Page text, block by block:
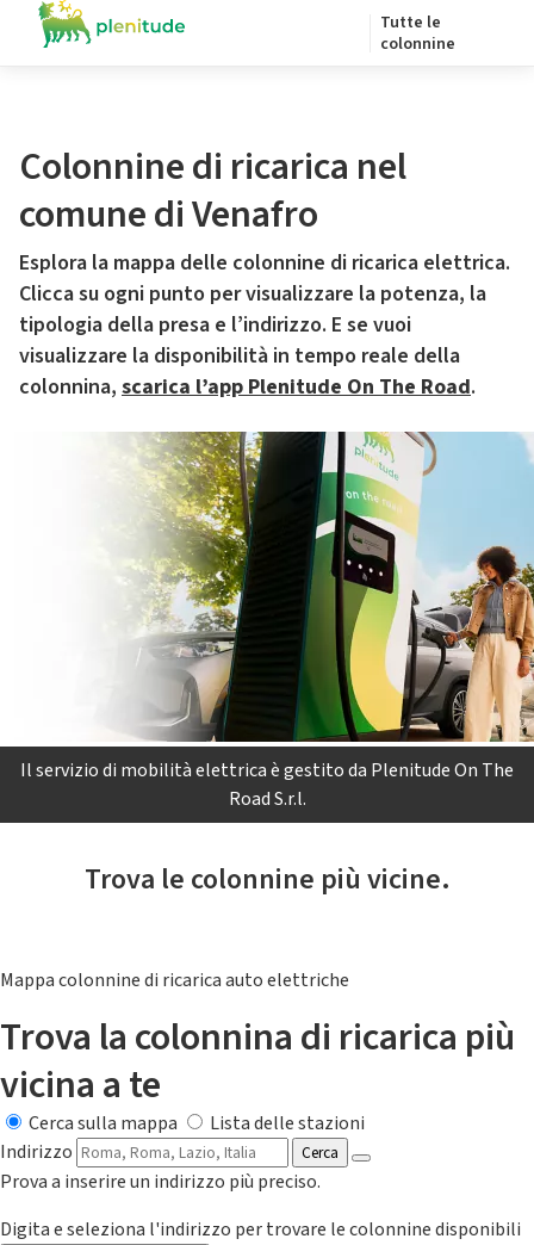
Tutte le
colonnine
Colonnine di ricarica nel
comune di Venafro
Esplora la mappa delle colonnine di ricarica elettrica.
Clicca su ogni punto per visualizzare la potenza, la
tipologia della presa e l’indirizzo. E se vuoi
visualizzare la disponibilità in tempo reale della
colonnina, scarica l’app Plenitude On The Road.
Il servizio di mobilità elettrica è gestito da Plenitude On The
Road S.r.l.
Trova le colonnine più vicine.
Mappa colonnine di ricarica auto elettriche
Trova la colonnina di ricarica più
vicina a te
Cerca sulla mappa
Lista delle stazioni
Indirizzo
Cerca
Prova a inserire un indirizzo più preciso.
Digita e seleziona l'indirizzo per trovare le colonnine disponibili